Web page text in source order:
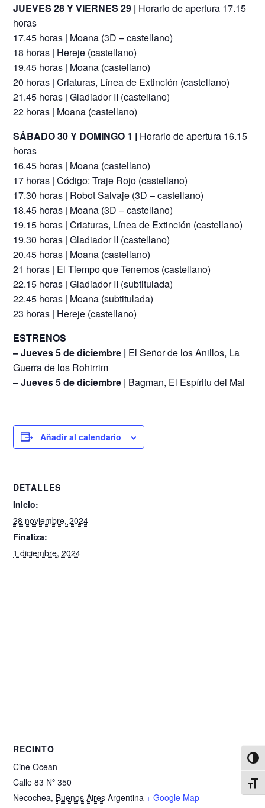
JUEVES 28 Y VIERNES 29 | Horario de apertura 17.15
horas
17.45 horas | Moana (3D – castellano)
18 horas | Hereje (castellano)
19.45 horas | Moana (castellano)
20 horas | Criaturas, Línea de Extinción (castellano)
21.45 horas | Gladiador II (castellano)
22 horas | Moana (castellano)
SÁBADO 30 Y DOMINGO 1 | Horario de apertura 16.15
horas
16.45 horas | Moana (castellano)
17 horas | Código: Traje Rojo (castellano)
17.30 horas | Robot Salvaje (3D – castellano)
18.45 horas | Moana (3D – castellano)
19.15 horas | Criaturas, Línea de Extinción (castellano)
19.30 horas | Gladiador II (castellano)
20.45 horas | Moana (castellano)
21 horas | El Tiempo que Tenemos (castellano)
22.15 horas | Gladiador II (subtitulada)
22.45 horas | Moana (subtitulada)
23 horas | Hereje (castellano)
ESTRENOS
– Jueves 5 de diciembre | El Señor de los Anillos, La
Guerra de los Rohirrim
– Jueves 5 de diciembre | Bagman, El Espíritu del Mal
Añadir al calendario
DETALLES
Inicio:
28 noviembre, 2024
Finaliza:
1 diciembre, 2024
RECINTO
Cine Ocean
Calle 83 Nº 350
Necochea, Buenos Aires Argentina + Google Map